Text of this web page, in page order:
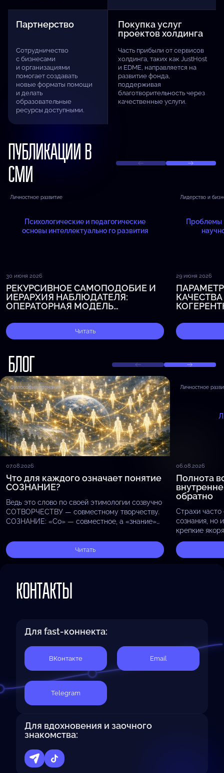
Партнерство
Сотрудничество
с бизнесами
и организациями
помогает создавать
новые форматы помощи
и делать
образовательные
ресурсы доступными.
Покупка услуг
проектов холдинга
Часть прибыли от сервисов
холдинга, таких как JustHost
и EDME, направляется на
развитие фонда,
поддерживая
благотворительность через
качественные услуги.
ПУБЛИКАЦИИ В
СМИ
Психологические и педагогические
основы интеллектуально го развития
Личностное развитие
30 июня 2026
РЕКУРСИВНОЕ САМОПОДОБИЕ И
ИЕРАРХИЯ НАБЛЮДАТЕЛЯ:
ОПЕРАТОРНАЯ МОДЕЛЬ
ИНТЕЛЛЕКТУАЛЬНОГО РАЗВИТИЯ
Читать
Проблемы
Лидерство и
29 июня 2026
БЛОГ
Философия сознания
07.08.2026
Что для каждого означает понятие
СОЗНАНИЕ?
Ведь это слово по своей этимологии созвучно
СОТВОРЧЕСТВУ — совместному творчеству.
СОЗНАНИЕ: «Со» — совместное, а «знание»
воплощениях или циклах эволюции.
Получается, что…
Читать
Личностное
06.08.2026
Полнота
обратно
Страхи часто
сознания, но
крепкие
не
страх
КОНТАКТЫ
Для fast-коннекта:
BКонтакте Email
Telegram
Для вдохновения и заочного
знакомства: